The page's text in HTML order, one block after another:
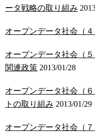
ータ戦略の取り組み
オープンデータ社会（
オープンデータ社会（
関連政策 2013/01/28
オープンデータ社会（
トの取り組み 2013/01/29
オープンデータ社会（